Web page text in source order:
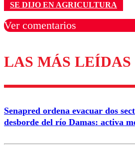
SE DIJO EN AGRICULTURA
Ver comentarios
Los comentarios son moderados
diálogo
Correo
LAS MÁS LEÍDAS
Senapred ordena evacuar dos
desborde del río Damas: activa